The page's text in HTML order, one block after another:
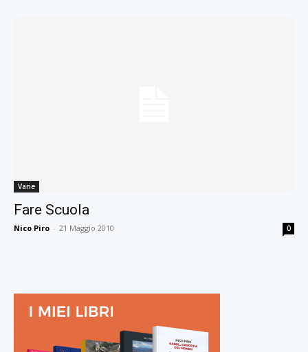
Varie
Fare Scuola
Nico Piro - 21 Maggio 2010 0